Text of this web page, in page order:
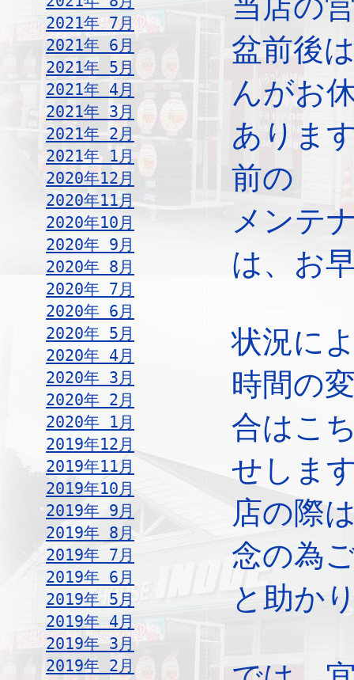
2021年 7月
2021年 6月
2021年 5月
2021年 4月
2021年 3月
2021年 2月
2021年 1月
2020年12月
2020年11月
2020年10月
2020年 9月
2020年 8月
2020年 7月
2020年 6月
2020年 5月
2020年 4月
2020年 3月
2020年 2月
2020年 1月
2019年12月
2019年11月
2019年10月
2019年 9月
2019年 8月
2019年 7月
2019年 6月
2019年 5月
2019年 4月
2019年 3月
2019年 2月
盆前後
んがお
ありま
前の
メンテ
は、お
状況に
時間の
合はこ
せしま
店の際
念の為
と助か